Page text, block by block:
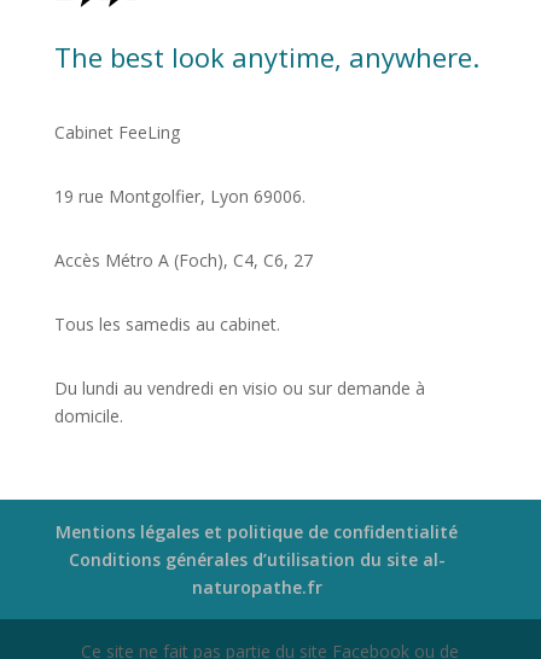
The best look anytime, anywhere.
Cabinet FeeLing
19 rue Montgolfier, Lyon 69006.
Accès Métro A (Foch), C4, C6, 27
Tous les samedis au cabinet.
Du lundi au vendredi en visio ou sur demande à
domicile.
Mentions légales et politique de confidentialité
Conditions générales d’utilisation du site al-
naturopathe.fr
Ce site ne fait pas partie du site Facebook ou de